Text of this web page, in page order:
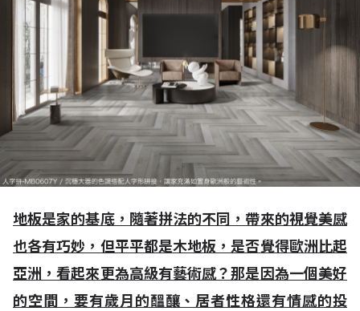
地板是家的基底，隨著拼法的不同，帶來的視覺美感
也各有巧妙，但平平都是木地板，是否覺得歐洲比起
亞洲，看起來更為高級有藝術感？那是因為一個美好
的空間，要有歲月的醞釀、居者性格還有情感的投